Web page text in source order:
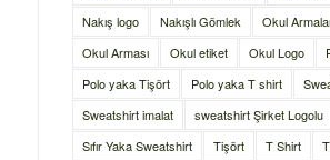
Nakış logo
Nakışlı Gömlek
Okul
Okul Arması
Okul etiket Okul Logo
Polo yaka Tişört
Polo yaka T shirt
Sweatshirt imalat
sweatshirt Şirket Logolu
Sıfır Yaka Sweatshirt
Tişört T Shirt